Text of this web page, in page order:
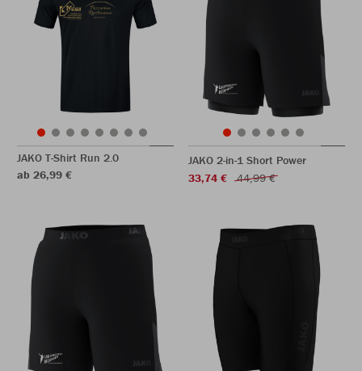
JAKO T-Shirt Run 2.0
ab 26,99 €
JAKO 2-in-1 Short Power
33,74 €
44,99 €